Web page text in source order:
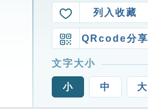
列入收藏
QRcode分享
文字大小
小 中 大